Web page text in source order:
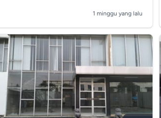
1 minggu yang lalu